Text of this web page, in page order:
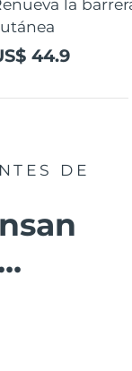
44.9
DE